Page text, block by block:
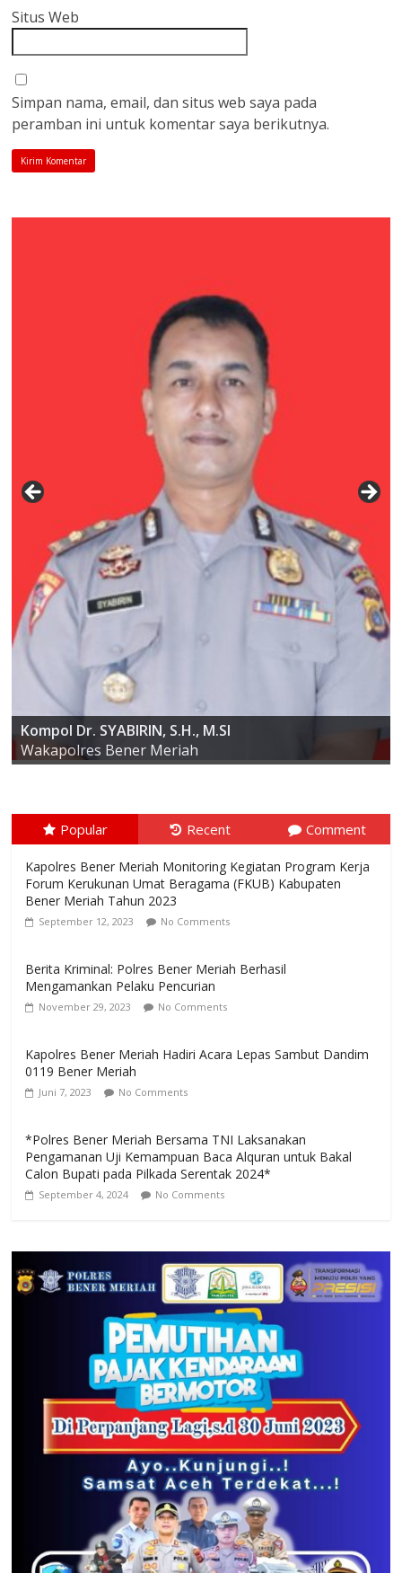
Situs Web
Simpan nama, email, dan situs web saya pada
peramban ini untuk komentar saya berikutnya.
AKBP ARIS CAI DWI SUSANTO S.I.K., M.I.K
Kapolres Bener Meriah
Kompol Dr. SYABIRIN, S.H., M.SI
Popular Recent Comment
Kapolres Bener Meriah Monitoring Kegiatan Program Kerja
Forum Kerukunan Umat Beragama (FKUB) Kabupaten
Bener Meriah Tahun 2023
September 12, 2023 No Comments
Berita Kriminal: Polres Bener Meriah Berhasil
Mengamankan Pelaku Pencurian
November 29, 2023 No Comments
Kapolres Bener Meriah Hadiri Acara Lepas Sambut Dandim
0119 Bener Meriah
Juni 7, 2023 No Comments
*Polres Bener Meriah Bersama TNI Laksanakan
Pengamanan Uji Kemampuan Baca Alquran untuk Bakal
Calon Bupati pada Pilkada Serentak 2024*
September 4, 2024 No Comments